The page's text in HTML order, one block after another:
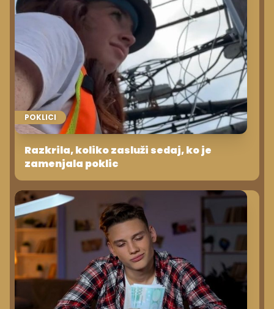
POKLICI
Razkrila, koliko zasluži sedaj, ko je
zamenjala poklic